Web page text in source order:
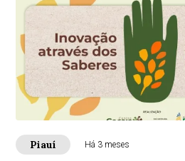
Piauí Há 3 meses